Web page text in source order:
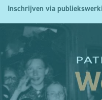
Inschrijven via